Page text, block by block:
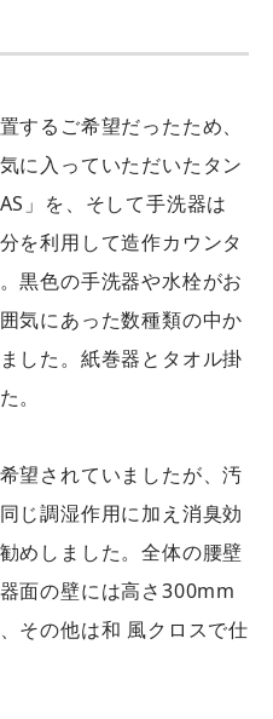
するご希望だったため、
に入っていただいたタン
」を、そして手洗器は
を利用して造作カウンタ
黒色の手洗器や水栓がお
気にあった数種類の中か
した。紙巻器とタオル掛
。
望されていましたが、汚
じ調湿作用に加え消臭効
めしました。全体の腰壁
面の壁には高さ300mm
その他は和 風クロスで仕